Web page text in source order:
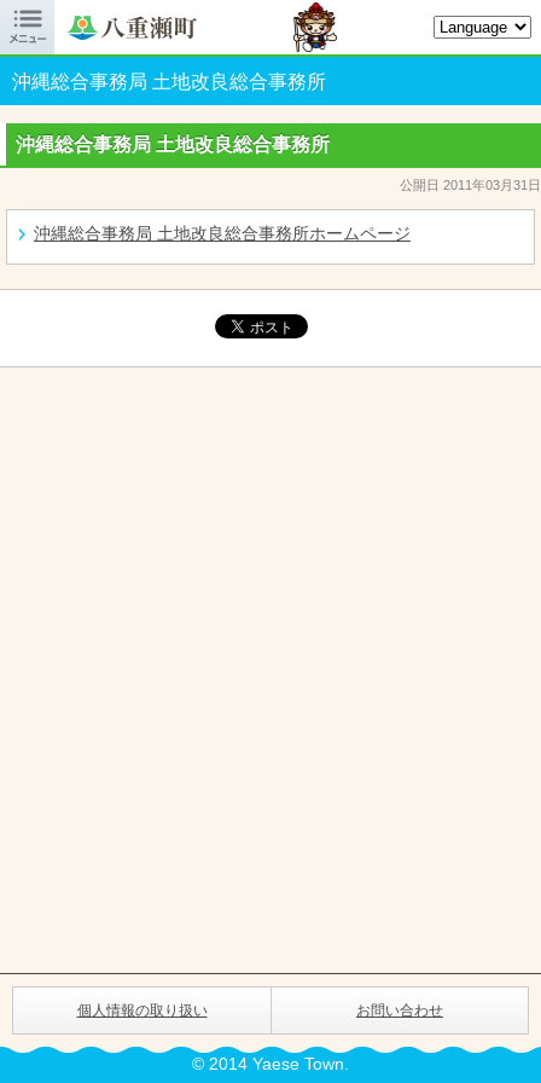
 八重瀬町オフィシャルサイト
沖縄総合事務局 土地改良総合事務所
沖縄総合事務局 土地改良総合事務所
公開日 2011年03月31日
沖縄総合事務局 土地改良総合事務所ホームページ
個人情報の取り扱い お問い合わせ
© 2014 Yaese Town.